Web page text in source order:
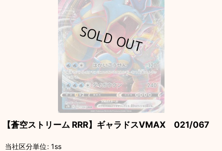
【蒼空ストリーム RRR】ギャラドスVMAX 021/067
当社区分単位: 1ss